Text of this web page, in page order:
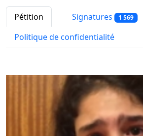
Pétition Signatures 1 569
Politique de confidentialité